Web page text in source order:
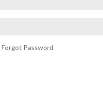
Forgot Password